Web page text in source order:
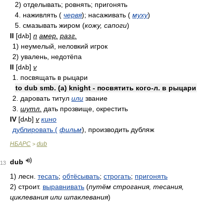
2) отделывать; ровнять; пригонять
4. наживлять ( червя); насаживать ( муху)
5. смазывать жиром (кожу, сапоги)
II [dʌb] n амер. разг.
1) неумелый, неловкий игрок
2) увалень, недотёпа
II [dʌb] v
1. посвящать в рыцари
to dub smb. (a) knight - посвятить кого-л. в рыцари
2. даровать титул или звание
3. шутл. дать прозвище, окрестить
IV [dʌb] v кино
дублировать ( фильм), производить дубляж
НБАРС > dub
13
dub
1) лесн. тесать; обтёсывать; строгать; пригонять
2) строит. выравнивать (путём строгания, тесания,
циклевания или шпаклевания)